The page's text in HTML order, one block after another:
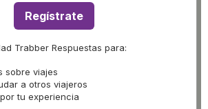
Regístrate
Trabber Respuestas para:
sobre viajes
a otros viajeros
tu experiencia